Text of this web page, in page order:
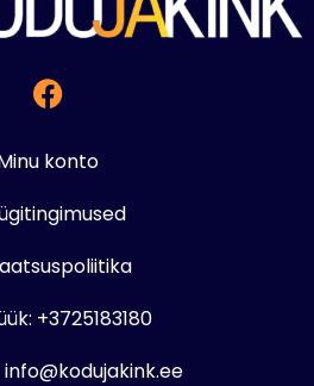
konto
+3725183180
info@kodujakink.ee